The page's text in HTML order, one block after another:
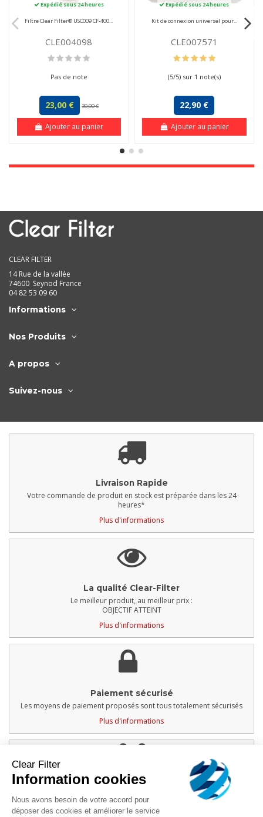
Expédié sous 24 heures
Filtre Clear Filter® USC009 CF-400...
CLE004098
Pas de note
23,00 € 39,90 €
Ajouter au panier
Expédié sous 24 heures
Kit de connexion universel pour...
CLE007571
(5/5) sur 1 note(s)
22,90 €
Ajouter au panier
CLEAR FILTER
14 Rue de la vallée
74600 Seynod France
04 82 53 09 60
Informations
Nos Produits
A propos
Suivez-nous
Livraison Rapide
Votre commande de produit en stock est préparée dans les 24
heures*
Plus d'informations
La qualité Clear-Filter
Le meilleur produit, au meilleur prix :
OBJECTIF ATTEINT
Plus d'informations
Paiement sécurisé
Les moyens de paiement proposés sont tous totalement sécurisés
Plus d'informations
À votre disposition du lundi au vendredi
Service téléphonique de 13h - 17h
Clear Filter
Information cookies
Nous avons besoin de votre accord pour
déposer des cookies et améliorer le service